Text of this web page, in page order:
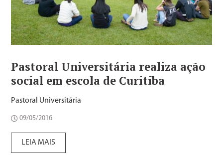
Pastoral Universitária realiza ação
social em escola de Curitiba
Pastoral Universitária
09/05/2016
LEIA MAIS